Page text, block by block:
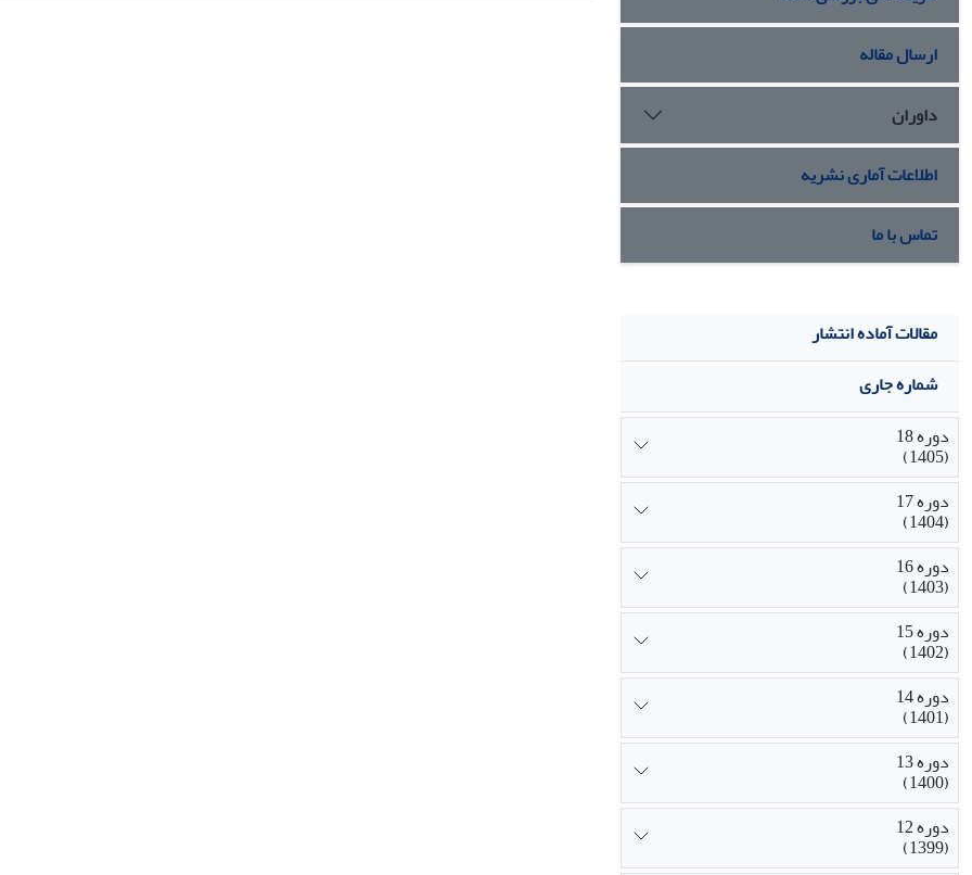
ارسال مقاله
داوران
اطلاعات آماری نشریه
تماس با ما
مقالات آماده انتشار
شماره جاری
دوره 18
(1405)
دوره 17
(1404)
دوره 16
(1403)
دوره 15
(1402)
دوره 14
(1401)
دوره 13
(1400)
دوره 12
(1399)